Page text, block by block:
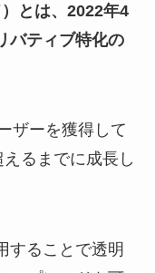
とは、2022年4
バティブ特化の
ザーを獲得して
るまでに成長し
することで透明